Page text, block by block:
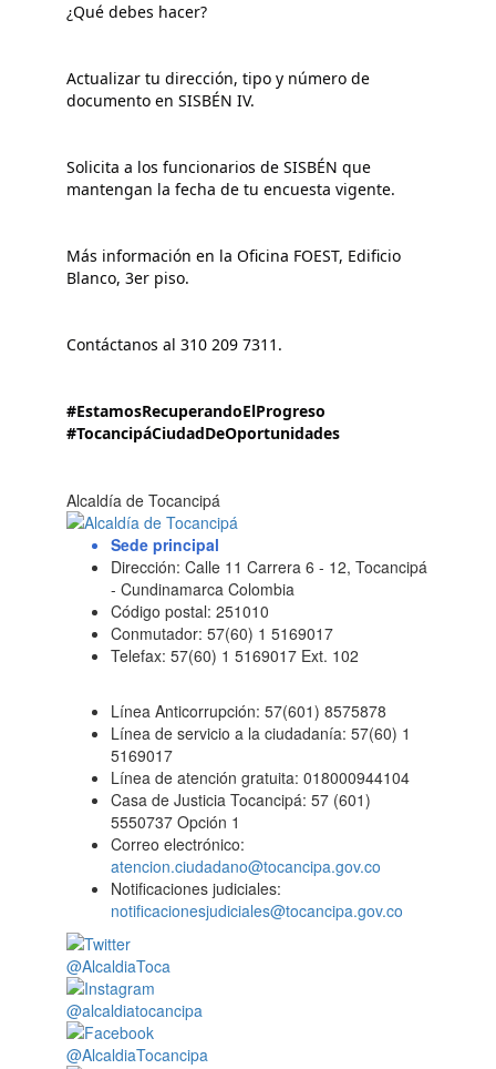
¿Qué debes hacer?
Actualizar tu dirección, tipo y número de
documento en SISBÉN IV.
Solicita a los funcionarios de SISBÉN que
mantengan la fecha de tu encuesta vigente.
Más información en la Oficina FOEST, Edificio
Blanco, 3er piso.
Contáctanos al 310 209 7311.
#EstamosRecuperandoElProgreso
#TocancipáCiudadDeOportunidades
Alcaldía de Tocancipá
Sede principal
Dirección: Calle 11 Carrera 6 - 12, Tocancipá
- Cundinamarca Colombia
Código postal: 251010
Conmutador: 57(60) 1 5169017
Telefax: 57(60) 1 5169017 Ext. 102
Línea Anticorrupción: 57(601) 8575878
Línea de servicio a la ciudadanía: 57(60) 1
5169017
Línea de atención gratuita: 018000944104
Casa de Justicia Tocancipá: 57 (601)
5550737 Opción 1
Correo electrónico:
atencion.ciudadano@tocancipa.gov.co
Notificaciones judiciales:
notificacionesjudiciales@tocancipa.gov.co
@AlcaldiaToca
@alcaldiatocancipa
@AlcaldiaTocancipa